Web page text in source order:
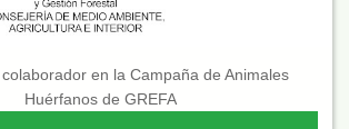
en la Campaña de Animales
Huérfanos de GREFA